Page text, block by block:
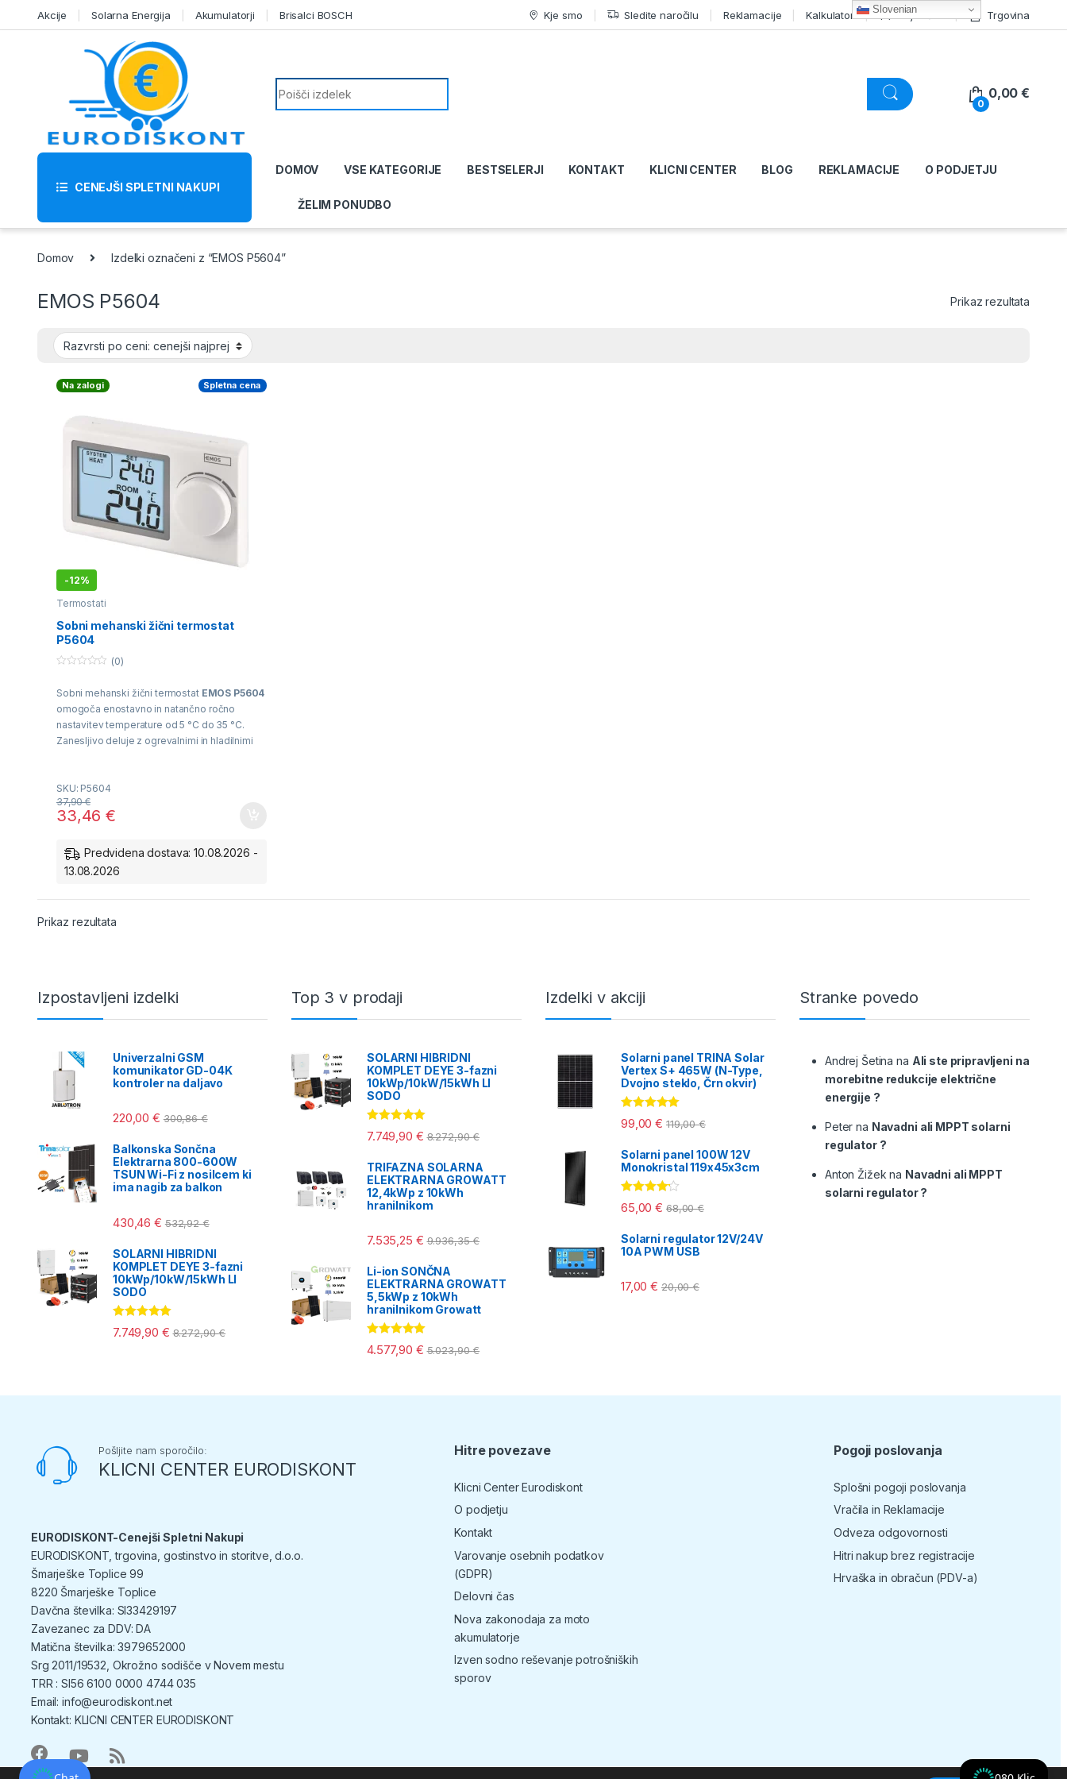
Skip to navigation
Akcije Solarna Energija Akumulatorji Brisalci BOSCH Kje smo Sledite naročilu Reklamacije Kalkulator Moj račun Trgovina
Search for:
0
0,00€
CENEJŠI SPLETNI NAKUPI
DOMOV VSE KATEGORIJE BESTSELERJI KONTAKT KLICNI CENTER BLOG REKLAMACIJE O PODJETJU
ŽELIM PONUDBO
Domov Izdelki označeni z “EMOS P5604”
EMOS P5604 Prikaz rezultata
Na zalogi
-12%
Spletna cena
Termostati
Sobni mehanski žični termostat
P5604
u
o
f
5
(0)
Sobni mehanski žični termostat EMOS P5604
omogoča enostavno in natančno ročno
nastavitev temperature od 5 °C do 35 °C.
Zanesljivo deluje z ogrevalnimi in hladilnimi
SKU: P5604
33,46€
37,90€
Predvidena dostava: 10.08.2026 -
13.08.2026
Prikaz rezultata
Izpostavljeni izdelki
Univerzalni GSM
komunikator GD-04K
kontroler na daljavo
220,00€ 300,86€
Balkonska Sončna
Elektrarna 800-600W
TSUN Wi-Fi z nosilcem ki
ima nagib za balkon
430,46€ 532,92€
SOLARNI HIBRIDNI
KOMPLET DEYE 3-fazni
10kWp/10kW/15kWh LI
SODO
Ocenjeno
5.00od 5
7.749,90 € 8.272,90€
Top 3 v prodaji
SOLARNI HIBRIDNI
KOMPLET DEYE 3-fazni
10kWp/10kW/15kWh LI
SODO
Ocenjeno
5.00od 5
7.749,90 € 8.272,90€
TRIFAZNA SOLARNA
ELEKTRARNA GROWATT
12,4kWp z 10kWh
hranilnikom
7.535,25 € 9.936,35€
Li-ion SONČNA
ELEKTRARNA GROWATT
5,5kWp z 10kWh
hranilnikom Growatt
Ocenjeno
5.00od 5
4.577,90 € 5.023,90€
Izdelki v akciji
Solarni panel TRINA Solar
Vertex S+ 465W (N-Type,
Dvojno steklo, Črn okvir)
Ocenjeno
5.00od 5
99,00€ 119,00€
Solarni panel 100W 12V
Monokristal 119x45x3cm
Ocenjeno
4.00od 5
65,00€ 68,00€
Solarni regulator 12V/24V
10A PWM USB
17,00€ 20,00€
Stranke povedo
Andrej Šetina na Ali ste pripravljeni na
morebitne redukcije električne
energije ?
Peter na Navadni ali MPPT solarni
regulator ?
Anton Žižek na Navadni ali MPPT
solarni regulator ?
Pošljite nam sporočilo:
KLICNI CENTER EURODISKONT
EURODISKONT-Cenejši Spletni Nakupi
EURODISKONT, trgovina, gostinstvo in storitve, d.o.o.
Šmarješke Toplice 99
8220 Šmarješke Toplice
Davčna številka: SI33429197
Zavezanec za DDV: DA
Matična številka: 3979652000
Srg 2011/19532, Okrožno sodišče v Novem mestu
TRR : SI56 6100 0000 4744 035
Email: info@eurodiskont.net
Kontakt: KLICNI CENTER EURODISKONT
Hitre povezave
Klicni Center Eurodiskont
O podjetju
Kontakt
Varovanje osebnih podatkov
(GDPR)
Delovni čas
Nova zakonodaja za moto
akumulatorje
Izven sodno reševanje potrošniških
sporov
Pogoji poslovanja
Splošni pogoji poslovanja
Vračila in Reklamacije
Odveza odgovornosti
Hitri nakup brez registracije
Hrvaška in obračun (PDV-a)
Slovenian